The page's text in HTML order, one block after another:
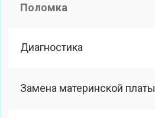
Поломка
Диагностика
Замена материнской платы